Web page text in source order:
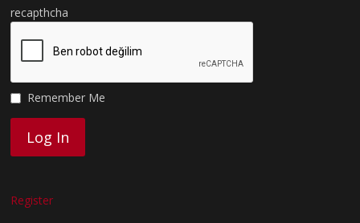
recapthcha
Remember Me
Register